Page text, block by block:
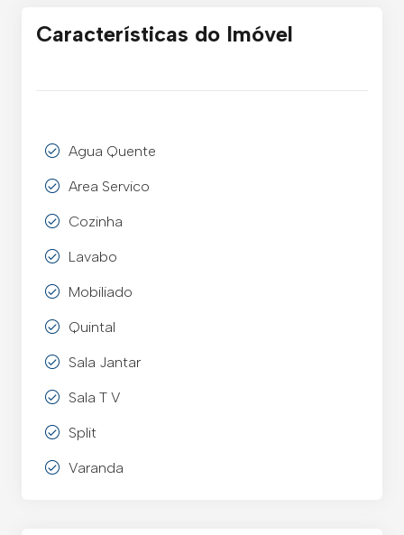
Características do Imóvel
Agua Quente
Area Servico
Cozinha
Lavabo
Mobiliado
Quintal
Sala Jantar
Sala T V
Split
Varanda